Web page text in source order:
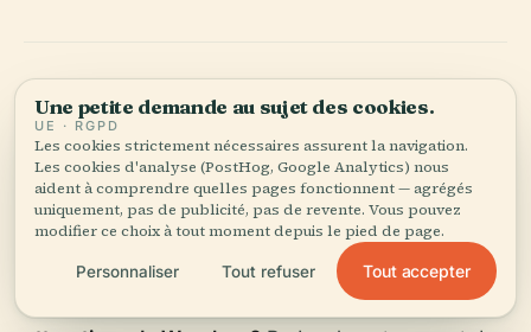
Questions
Fréquemment Posées
(FAQ)
Q : Quelles sont les heures de visite des principales
Une petite demande au sujet des cookies.
UE · RGPD
Les cookies strictement nécessaires assurent la navigation.
Les cookies d'analyse (PostHog, Google Analytics) nous
aident à comprendre quelles pages fonctionnent — agrégés
uniquement, pas de publicité, pas de revente. Vous pouvez
modifier ce choix à tout moment depuis le pied de page.
Personnaliser Tout refuser Tout accepter